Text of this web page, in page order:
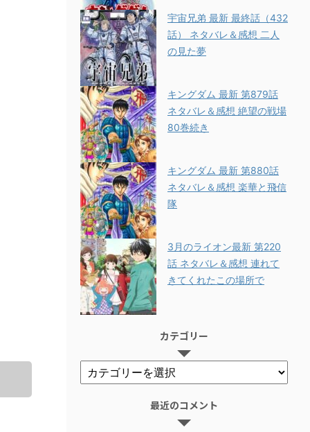
宇宙兄弟 最新 最終話（432
話） ネタバレ＆感想 二人
の見た夢
キングダム 最新 第879話
ネタバレ＆感想 絶望の戦場
80巻続き
キングダム 最新 第880話
ネタバレ＆感想 楽華と飛信
隊
3月のライオン最新 第220
話 ネタバレ＆感想 連れて
きてくれたこの場所で
カテゴリー
最近のコメント